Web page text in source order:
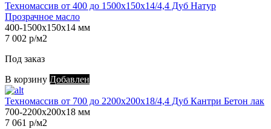
Техномассив от 400 до 1500х150х14/4,4 Дуб Натур
Прозрачное масло
400-1500х150х14 мм
7 002 р/м2
Под заказ
В корзину Добавлен
Техномассив от 700 до 2200х200х18/4,4 Дуб Кантри Бетон лак
700-2200х200х18 мм
7 061 р/м2